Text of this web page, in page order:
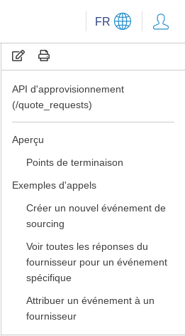
FR
API d'approvisionnement
(/quote_requests)
Aperçu
Points de terminaison
Exemples d'appels
Créer un nouvel événement de
sourcing
Voir toutes les réponses du
fournisseur pour un événement
spécifique
Attribuer un événement à un
fournisseur